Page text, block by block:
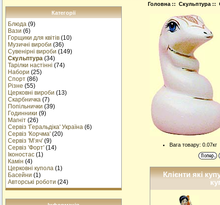
Категорії
Блюда (9)
Вази (6)
Горщики для квітів (10)
Музичнi вироби (36)
Сувенірні вироби (149)
Скульптура (34)
Тарілки настінні (74)
Набори (25)
Спорт (86)
Різне (55)
Церковні вироби (13)
Cкарбничка (7)
Попільнички (39)
Годинники (9)
Магніт (26)
Сервіз 'Геральдіка' Україна (6)
Сервіз 'Корчма' (20)
Сервіз 'М’яч' (9)
Сервіз 'Форт' (14)
Іконостас (1)
Камін (4)
Церковні купола (1)
Басейни (1)
Авторські роботи (24)
Головна ::Скульптура ::
Вага товару: 0.07кг
Клієнти які